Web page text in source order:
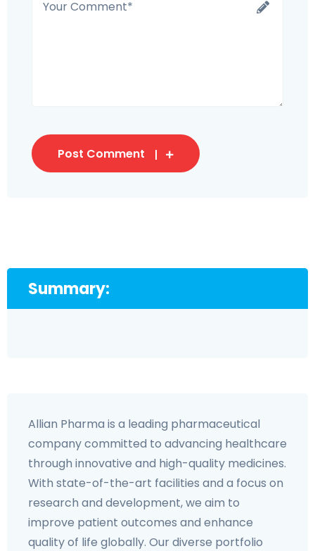
Post Comment
Summary:
Allian Pharma is a leading pharmaceutical
company committed to advancing healthcare
through innovative and high-quality medicines.
With state-of-the-art facilities and a focus on
research and development, we aim to
improve patient outcomes and enhance
quality of life globally. Our diverse portfolio